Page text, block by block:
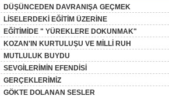
DÜŞÜNCEDEN DAVRANIŞA GEÇMEK
LİSELERDEKİ EĞİTİM ÜZERİNE
EĞİTİMİDE " YÜREKLERE DOKUNMAK"
KOZAN'IN KURTULUŞU VE MİLLİ RUH
MUTLULUK BUYDU
SEVGİLERİMİN EFENDİSİ
GERÇEKLERİMİZ
GÖKTE DOLANAN SESLER